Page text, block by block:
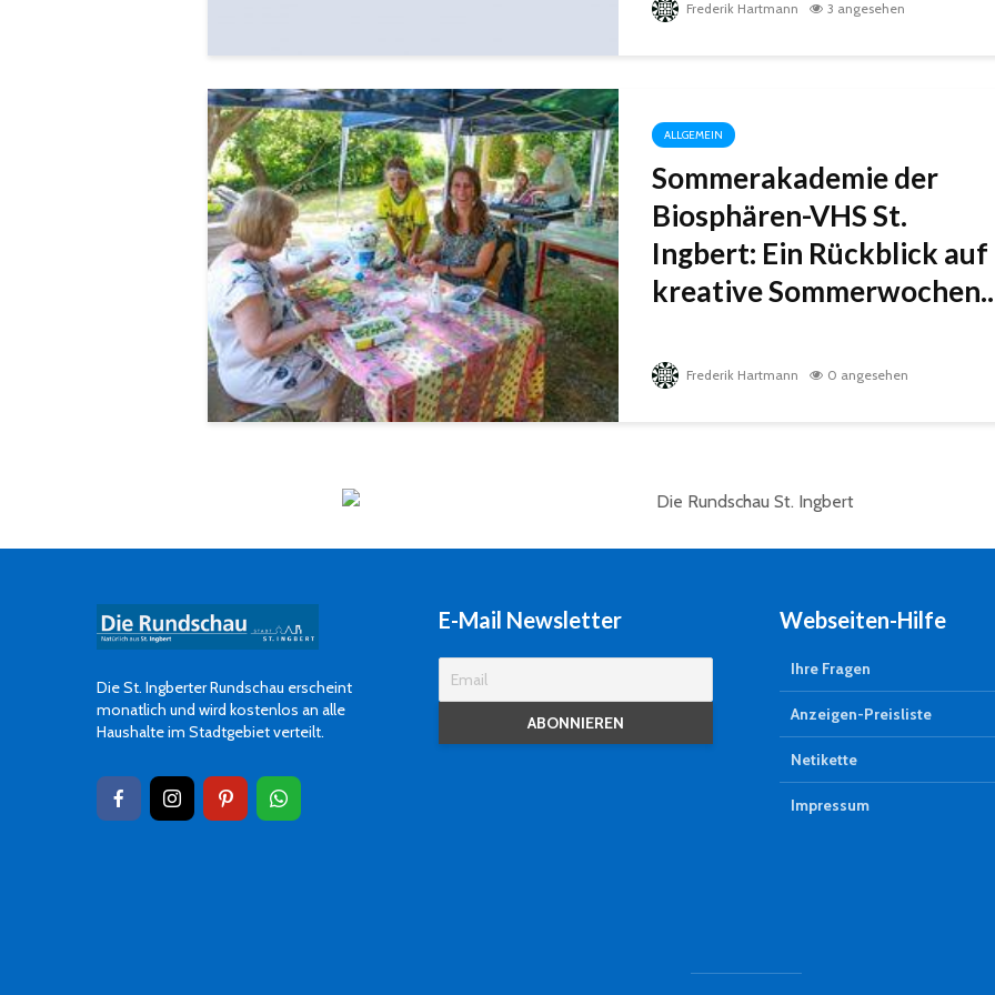
Frederik Hartmann 3 angesehen
ALLGEMEIN
Sommerakademie der
Biosphären-VHS St.
Ingbert: Ein Rückblick auf
kreative
Frederik Hartmann 0 angesehen
Die St. Ingberter Rundschau erscheint
monatlich und wird kostenlos an alle
Haushalte im Stadtgebiet verteilt.
E-Mail Newsletter Webseiten-Hilfe
Ihre Fragen
Anzeigen-Preisliste
Netikette
Impressum